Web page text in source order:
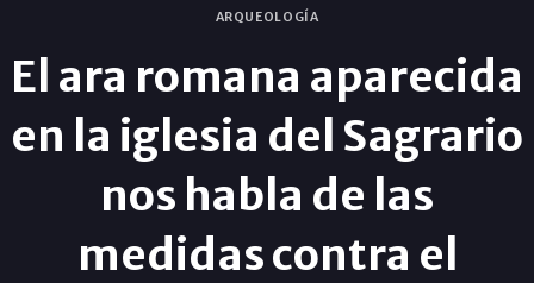
ARQUEOLOGÍA
El ara romana aparecida
en la iglesia del Sagrario
nos habla de las
medidas contra el